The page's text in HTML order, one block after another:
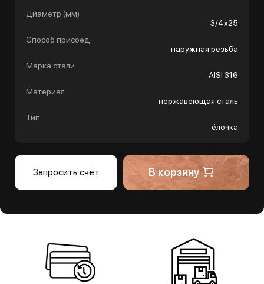
Диаметр (мм)
3/4х25
Способ присоед.
наружная резьба
Марка стали
AISI 316
Материал
нержавеющая сталь
Тип
ёлочка
Запросить счёт В корзину